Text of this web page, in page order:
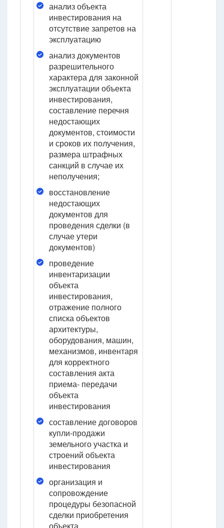
анализ объекта
инвестирования на
отсутствие запретов на
эксплуатацию
анализ документов
разрешительного
характера для законной
эксплуатации объекта
инвестирования,
составление перечня
недостающих
документов, стоимости
и сроков их получения,
размера штрафных
санкций в случае их
неполучения;
восстановление
недостающих
документов для
проведения сделки (в
случае утери
документов)
проведение
инвентаризации
объекта
инвестирования,
отражение полного
списка объектов
архитектуры,
оборудования, машин,
механизмов, инвентаря
для корректного
составления акта
приема- передачи
объекта
инвестирования
составление договоров
купли-продажи
земельного участка и
строений объекта
инвестирования
организация и
сопровождение
процедуры безопасной
сделки приобретения